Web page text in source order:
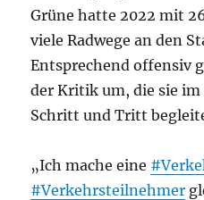
Grüne hatte 2022 mit
viele Radwege an den
Entsprechend offensiv
der Kritik um, die sie
Schritt und Tritt
„Ich mache eine
#Verkehrsteilnehmer